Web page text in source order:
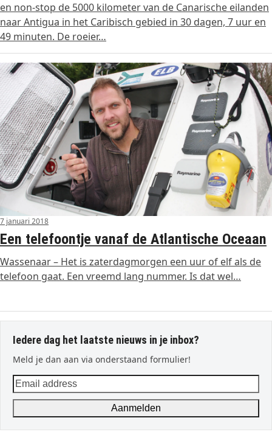
en non-stop de 5000 kilometer van de Canarische eilanden
naar Antigua in het Caribisch gebied in 30 dagen, 7 uur en
49 minuten. De roeier…
7 januari 2018
Een telefoontje vanaf de Atlantische Oceaan
Wassenaar – Het is zaterdagmorgen een uur of elf als de
telefoon gaat. Een vreemd lang nummer. Is dat wel…
Iedere dag het laatste nieuws in je inbox?
Meld je dan aan via onderstaand formulier!
Email
address
Aanmelden